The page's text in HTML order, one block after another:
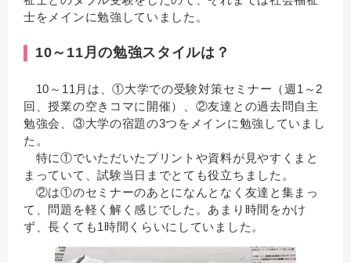
士をメインに勉強していました。
10～11月の勉強スタイルは？
10～11月は、①大学での受験対策セミナー（週1～2
回、授業の空きコマに開催）、②友達との過去問自主
勉強会、③大学の宿題の3つをメインに勉強していまし
た。
特に①でいただいたプリントや資料が見やすくまと
まっていて、試験当日までとても役立ちました。
②は①のセミナーのあとになんとなく友達と集まっ
て、問題を軽く解く感じでした。あまり時間をかけ
ず、長くても1時間くらいにしていました。